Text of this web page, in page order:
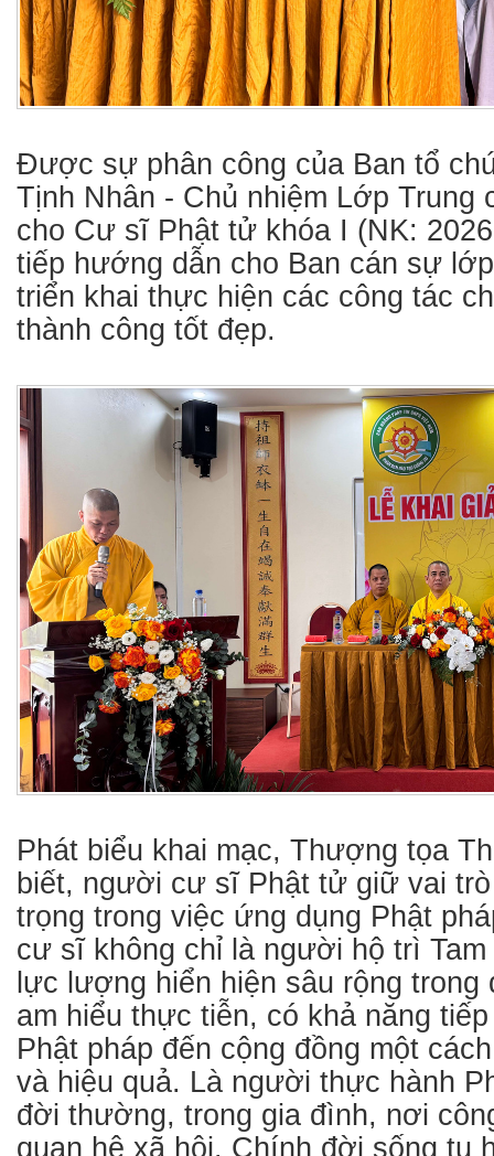
Được sự phân công của Ban tổ
Tịnh Nhân - Chủ nhiệm Lớp Trung
cho Cư sĩ Phật tử khóa I (NK:
tiếp hướng dẫn cho Ban cán sự
triển khai thực hiện các công tác
thành công tốt đẹp.
Phát biểu khai mạc, Thượng tọa
biết, người cư sĩ Phật tử giữ vai
trọng trong việc ứng dụng Phật
cư sĩ không chỉ là người hộ trì Tam
lực lượng hiển hiện sâu rộng trong
am hiểu thực tiễn, có khả năng
Phật pháp đến cộng đồng một
và hiệu quả. Là người thực hành
đời thường, trong gia đình, nơi
quan hệ xã hội. Chính đời sống tu